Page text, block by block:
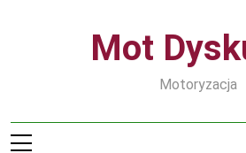
Mot
Motoryzacja